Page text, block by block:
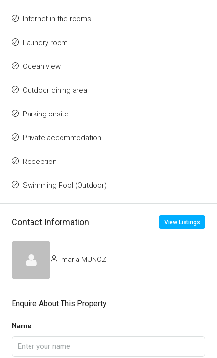
Internet in the rooms
Laundry room
Ocean view
Outdoor dining area
Parking onsite
Private accommodation
Reception
Swimming Pool (Outdoor)
Contact Information View Listings
maria MUNOZ
Enquire About This Property
Name